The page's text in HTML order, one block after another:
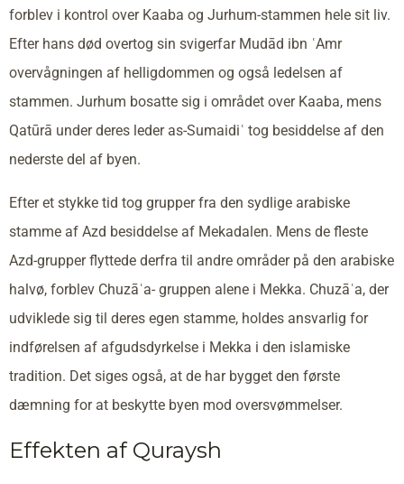
forblev i kontrol over Kaaba og Jurhum-stammen hele sit liv.
Efter hans død overtog sin svigerfar Mudād ibn ʿAmr
overvågningen af helligdommen og også ledelsen af
stammen. Jurhum bosatte sig i området over Kaaba, mens
Qatūrā under deres leder as-Sumaidiʿ tog besiddelse af den
nederste del af byen.
Efter et stykke tid tog grupper fra den sydlige arabiske
stamme af Azd besiddelse af Mekadalen. Mens de fleste
Azd-grupper flyttede derfra til andre områder på den arabiske
halvø, forblev Chuzāʿa- gruppen alene i Mekka. Chuzāʿa, der
udviklede sig til deres egen stamme, holdes ansvarlig for
indførelsen af afgudsdyrkelse i Mekka i den islamiske
tradition. Det siges også, at de har bygget den første
dæmning for at beskytte byen mod oversvømmelser.
Effekten af Quraysh